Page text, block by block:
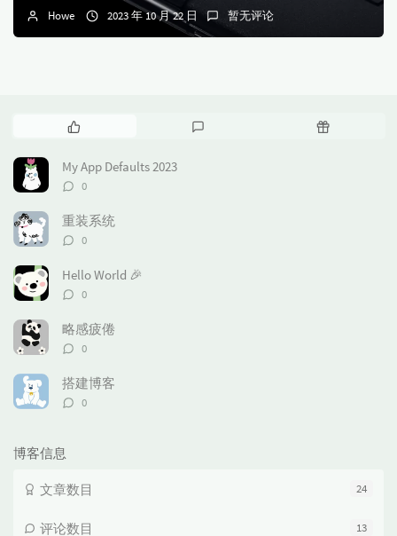
Howe 2023 年 10 月 22 日 暂无评论
热
文
章
随
My App Defaults 2023
评
数：
0
重装系统
评
数：
0
Hello World 🎉
评
数：
0
略感疲倦
评
数：
0
搭建博客
评
0
博客信息
24
文章数目
13
评论数目